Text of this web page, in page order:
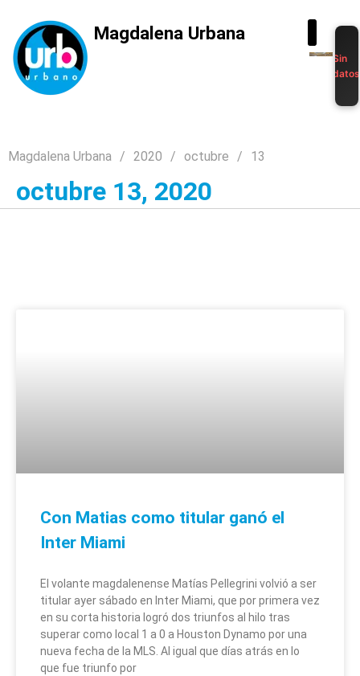
Magdalena Urbana
Sin
datos
Magdalena Urbana 2020 octubre 13
octubre 13, 2020
Con Matias como titular ganó el
Inter Miami
El volante magdalenense Matías Pellegrini volvió a ser
titular ayer sábado en Inter Miami, que por primera vez
en su corta historia logró dos triunfos al hilo tras
superar como local 1 a 0 a Houston Dynamo por una
nueva fecha de la MLS. Al igual que días atrás en lo
que fue triunfo por